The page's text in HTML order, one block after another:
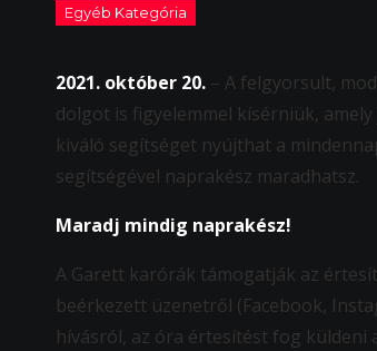
2021. október 20. – A felgyorsult,
dolgot is figyelemmel kísérniük,
kiváló segítséget nyújthat a
segítségével naprakész maradhatsz.
Maradj mindig naprakész!
A Garett karórák támogatják az
beérkezett üzenetről (Facebook,
hívásról, az óra értesítést fog küldeni